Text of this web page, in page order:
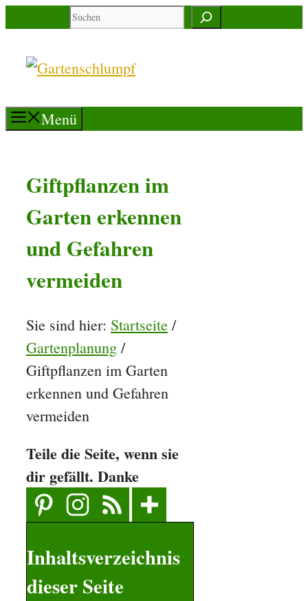
springen
Menü
Giftpflanzen im
Garten erkennen
und Gefahren
vermeiden
Sie sind hier: Startseite /
Gartenplanung /
Giftpflanzen im Garten
erkennen und Gefahren
vermeiden
Teile die Seite, wenn sie
dir gefällt. Danke
Inhaltsverzeichnis
dieser Seite